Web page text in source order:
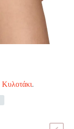
Κυλοτάκι.